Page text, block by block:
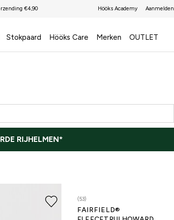
€4,90 Hööks Academy Aanmelden
Stokpaard Hööks Care Merken OUTLET
RIJHELMEN*
(53)
FAIRFIELD®